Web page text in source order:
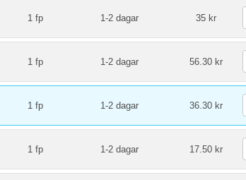
1 fp 1-2 dagar 35 kr
1 fp 1-2 dagar 56.30 kr
1 fp 1-2 dagar 36.30 kr
1 fp 1-2 dagar 17.50 kr